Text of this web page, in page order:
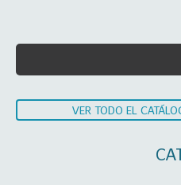
VER TODO EL